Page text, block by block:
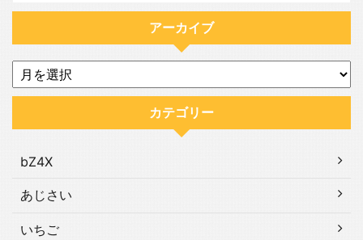
アーカイブ
カテゴリー
bZ4X
あじさい
いちご